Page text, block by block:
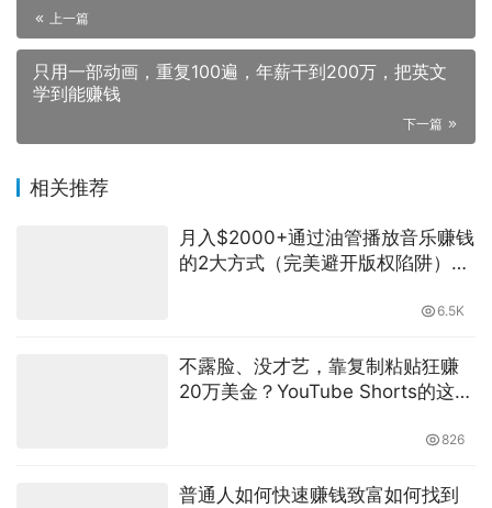
上一篇
只用一部动画，重复100遍，年薪干到200万，把英文
学到能赚钱
下一篇
相关推荐
月入$2000+通过油管播放音乐赚钱
的2大方式（完美避开版权陷阱）含
6.5K
不露脸、没才艺，靠复制粘贴狂赚
20万美金？YouTube Shorts的这点
826
普通人如何快速赚钱致富如何找到